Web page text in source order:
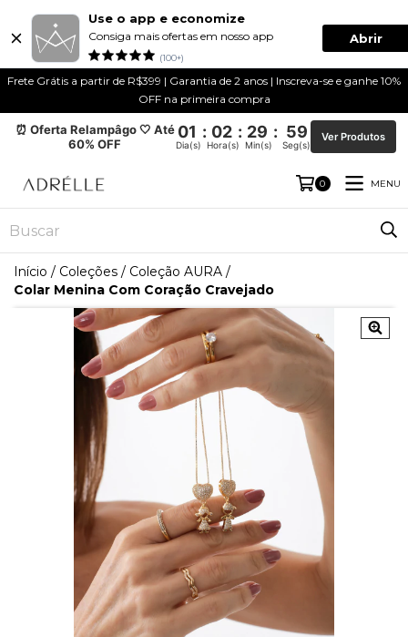
Use o app e economize
Consiga mais ofertas em nosso app
(100+)
Abrir
Frete Grátis a partir de R$399 | Garantia de 2 anos | Inscreva-se e ganhe 10%
OFF na primeira compra
⏰ Oferta Relampâgo 🤍 Até
60% OFF
01 : 02 : 29 : 59
Dia(s) Hora(s) Min(s) Seg(s)
Ver Produtos
0 MENU
Início / Coleções / Coleção AURA /
Colar Menina Com Coração Cravejado